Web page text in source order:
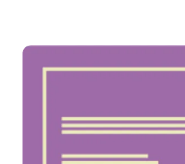
Test- og resultatark